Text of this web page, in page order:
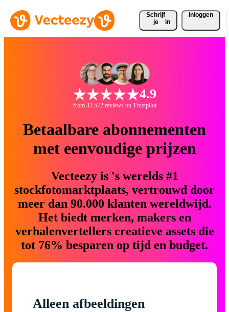
Schrijf
je
in
Inloggen
4.9
from 33.572 reviews on Trustpilot
Betaalbare abonnementen
met eenvoudige prijzen
Vecteezy is 's werelds #1
stockfotomarktplaats, vertrouwd door
meer dan 90.000 klanten wereldwijd.
Het biedt merken, makers en
verhalenvertellers creatieve assets die
tot 76% besparen op tijd en budget.
Alleen afbeeldingen